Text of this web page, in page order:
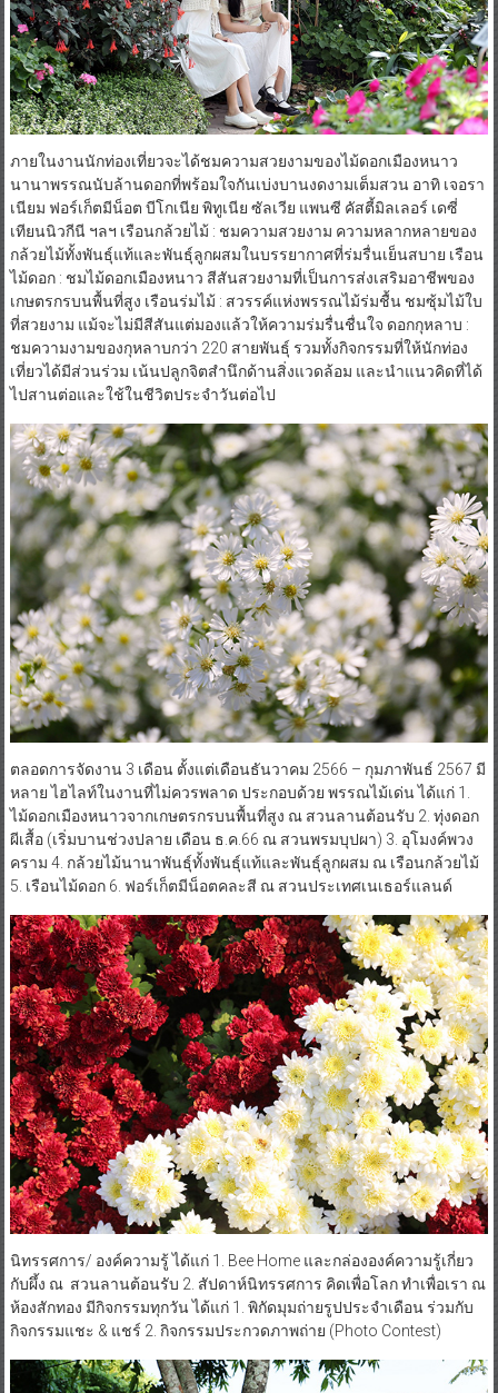
ภายในงานนักท่องเที่ยวจะได้ชมความสวยงามของไม้ดอกเมืองหนาว
นานาพรรณนับล้านดอกที่พร้อมใจกันเบ่งบานงดงามเต็มสวน อาทิ เจอรา
เนียม ฟอร์เก็ตมีน็อต บีโกเนีย พิทูเนีย ซัลเวีย แพนซี คัสตี้มิลเลอร์ เดซี่
เทียนนิวกีนี ฯลฯ เรือนกล้วยไม้ : ชมความสวยงาม ความหลากหลายของ
กล้วยไม้ทั้งพันธุ์แท้และพันธุ์ลูกผสมในบรรยากาศที่ร่มรื่นเย็นสบาย เรือน
ไม้ดอก : ชมไม้ดอกเมืองหนาว สีสันสวยงามที่เป็นการส่งเสริมอาชีพของ
เกษตรกรบนพื้นที่สูง เรือนร่มไม้ : สวรรค์แห่งพรรณไม้ร่มชื้น ชมซุ้มไม้ใบ
ที่สวยงาม แม้จะไม่มีสีสันแต่มองแล้วให้ความร่มรื่นชื่นใจ ดอกกุหลาบ :
ชมความงามของกุหลาบกว่า 220 สายพันธุ์ รวมทั้งกิจกรรมที่ให้นักท่อง
เที่ยวได้มีส่วนร่วม เน้นปลูกจิตสำนึกด้านสิ่งแวดล้อม และนำแนวคิดที่ได้
ไปสานต่อและใช้ในชีวิตประจำวันต่อไป
ตลอดการจัดงาน 3 เดือน ตั้งแต่เดือนธันวาคม 2566 – กุมภาพันธ์ 2567 มี
หลาย ไฮไลท์ในงานที่ไม่ควรพลาด ประกอบด้วย พรรณไม้เด่น ได้แก่ 1.
ไม้ดอกเมืองหนาวจากเกษตรกรบนพื้นที่สูง ณ สวนลานต้อนรับ 2. ทุ่งดอก
ผีเสื้อ (เริ่มบานช่วงปลาย เดือน ธ.ค.66 ณ สวนพรมบุปผา) 3. อุโมงค์พวง
คราม 4. กล้วยไม้นานาพันธุ์ทั้งพันธุ์แท้และพันธุ์ลูกผสม ณ เรือนกล้วยไม้
5. เรือนไม้ดอก 6. ฟอร์เก็ตมีน็อตคละสี ณ สวนประเทศเนเธอร์แลนด์
นิทรรศการ/ องค์ความรู้ ได้แก่ 1. Bee Home และกล่ององค์ความรู้เกี่ยว
กับผึ้ง ณ สวนลานต้อนรับ 2. สัปดาห์นิทรรศการ คิดเพื่อโลก ทำเพื่อเรา ณ
ห้องสักทอง มีกิจกรรมทุกวัน ได้แก่ 1. พิกัดมุมถ่ายรูปประจำเดือน ร่วมกับ
กิจกรรมแชะ & แชร์ 2. กิจกรรมประกวดภาพถ่าย (Photo Contest)